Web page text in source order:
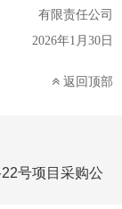
有限责任公司
2026年1 月 30 日
返回顶部
号项目采购公